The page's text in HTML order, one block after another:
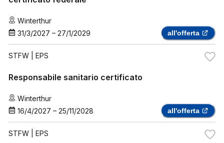
Winterthur
31/3/2027 – 27/1/2029 all'offerta
STFW | EPS
Responsabile sanitario certificato
Winterthur
16/4/2027 – 25/11/2028 all'offerta
STFW | EPS